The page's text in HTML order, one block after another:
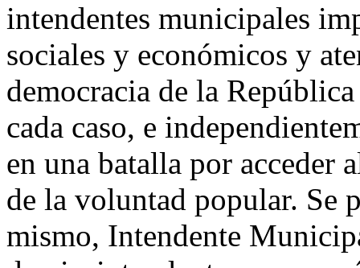
intendentes municipales
sociales y económicos y
democracia de la
cada caso, e
en una batalla por acceder
de la voluntad popular. Se
mismo, Intendente